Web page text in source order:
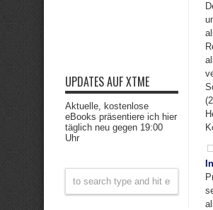
UPDATES AUF XTME
Aktuelle, kostenlose
eBooks präsentiere ich hier
täglich neu gegen 19:00
Uhr